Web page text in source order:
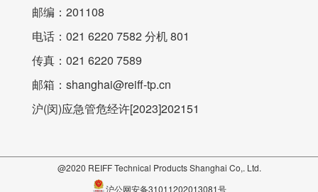
邮编：201108
电话：021 6220 7582 分机 801
传真：021 6220 7589
邮箱：shanghai@reiff-tp.cn
沪(闵)应急管危经许[2023]202151
@2020 REIFF Technical Products Shanghai Co,. Ltd.
沪公网安备31011202013081号